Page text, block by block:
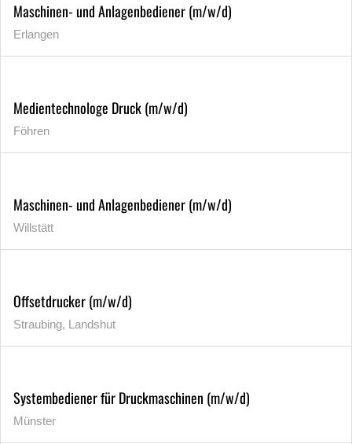
Maschinen- und Anlagenbediener (m/w/d)
Erlangen
Medientechnologe Druck (m/w/d)
Föhren
Maschinen- und Anlagenbediener (m/w/d)
Willstätt
Offsetdrucker (m/w/d)
Straubing, Landshut
Systembediener für Druckmaschinen (m/w/d)
Münster